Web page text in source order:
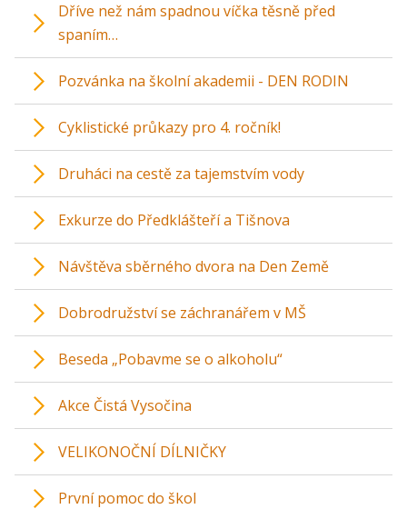
Dříve než nám spadnou víčka těsně před
spaním…
Pozvánka na školní akademii - DEN RODIN
Cyklistické průkazy pro 4. ročník!
Druháci na cestě za tajemstvím vody
Exkurze do Předklášteří a Tišnova
Návštěva sběrného dvora na Den Země
Dobrodružství se záchranářem v MŠ
Beseda „Pobavme se o alkoholu“
Akce Čistá Vysočina
VELIKONOČNÍ DÍLNIČKY
První pomoc do škol